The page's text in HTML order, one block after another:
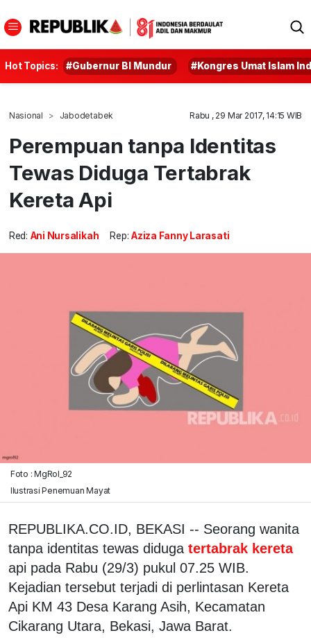
Hot Topics: #Gubernur BI Mundur #Kongres Umat Islam
Nasional Jabodetabek Rabu , 29 Mar 2017, 14:15 WIB
Perempuan tanpa Identitas
Tewas Diduga Tertabrak
Kereta Api
Red: Ani Nursalikah Rep: Aziza Fanny Larasati
Foto : MgRol_92
Ilustrasi Penemuan Mayat
REPUBLIKA.CO.ID, BEKASI -- Seorang wanita
tanpa identitas tewas diduga tertabrak kereta
api pada Rabu (29/3) pukul 07.25 WIB.
Kejadian tersebut terjadi di perlintasan Kereta
Api KM 43 Desa Karang Asih, Kecamatan
Cikarang Utara, Bekasi, Jawa Barat.